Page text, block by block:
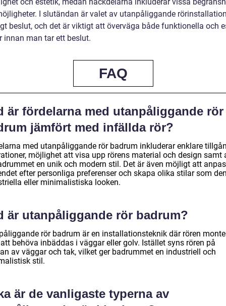
I slutändan är valet av utanpåliggande
beslut, och det är viktigt att överväga både funktionella och
innan man tar ett beslut.
FAQ
är fördelarna med utanpåliggande rör
jämfört med infällda rör?
med utanpåliggande rör badrum inkluderar enklare
möjlighet att visa upp rörens material och design samt
en unik och modern stil. Det är även möjligt att
efter personliga preferenser och skapa olika stilar som
eller minimalistiska looken.
är utanpåliggande rör badrum?
rör badrum är en installationsteknik där rören
behöva inbäddas i väggar eller golv. Istället syns rören på
av väggar och tak, vilket ger badrummet en industriell och
stil.
är de vanligaste typerna av